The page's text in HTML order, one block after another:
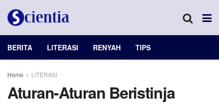
BERITA LITERASI RENYAH TIPS
Home LITERASI
Aturan-Aturan Beristinja